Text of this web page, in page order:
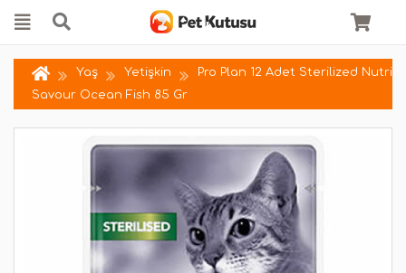
Yaş Yetişkin
Pro Plan 12 Adet Sterilized Nutri
Savour Ocean Fish 85 Gr